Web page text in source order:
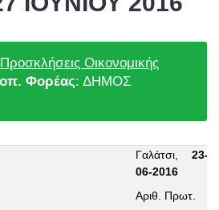
Προσκλήσεις Οικονομικής
Φορέας: ΔΗΜΟΣ
Γαλάτσι,
23-
06-2016
Αριθ. Πρωτ.